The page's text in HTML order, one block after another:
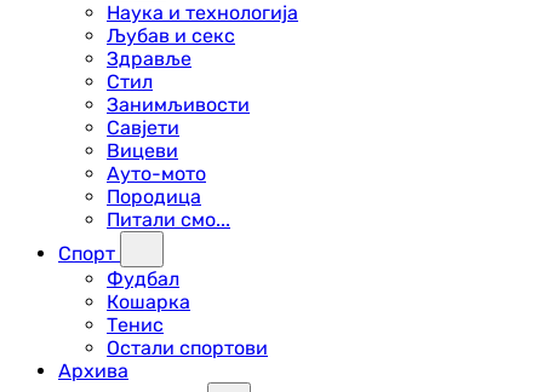
Наука и технологија
Љубав и секс
Здравље
Стил
Занимљивости
Савјети
Вицеви
Ауто-мото
Породица
Питали смо...
Спорт
Фудбал
Кошарка
Тенис
Остали спортови
Архива